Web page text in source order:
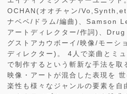
OCHAN(オオチャン/
ナベベ/ドラム/編曲)、Samson
アートディレクター/作詞)、
グストアカウボーイ/映像/モーシ
ディレクター)。 4人で楽曲とミ
で制作するという斬新な手法を取
映像・アートが混合した表現を
楽性も様々なジャンルの要素を自